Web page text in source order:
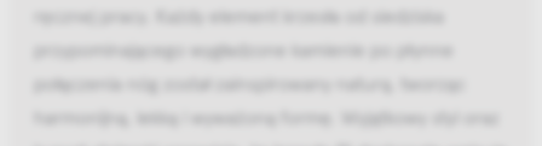
ręcznej pracy. Każdy element krzesła od siedziska
przypominającego wygładzone kamienie po płynne
połączenia nóg został zainspirowany naturą, tworząc
harmonijną, lekką i wyważoną formę. Wyjątkowy styl oraz